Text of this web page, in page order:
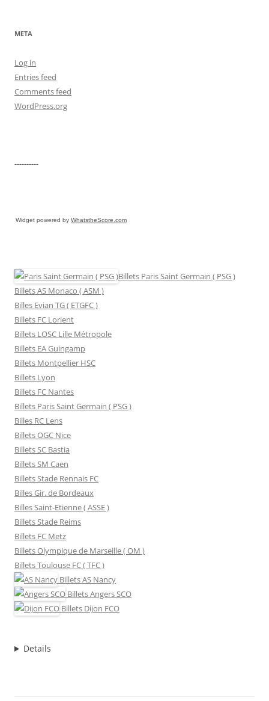
META
Log in
Entries feed
Comments feed
WordPress.org
----------
Widget powered by WhatstheScore.com
Billets Paris Saint Germain ( PSG )
Billets AS Monaco ( ASM )
Billes Evian TG ( ETGFC )
Billets FC Lorient
Billets LOSC Lille Métropole
Billets EA Guingamp
Billets Montpellier HSC
Billets Lyon
Billets FC Nantes
Billets Paris Saint Germain ( PSG )
Billes RC Lens
Billets OGC Nice
Billets SC Bastia
Billets SM Caen
Billets Stade Rennais FC
Billes Gir. de Bordeaux
Billes Saint-Etienne ( ASSE )
Billets Stade Reims
Billets FC Metz
Billets Olympique de Marseille ( OM )
Billets Toulouse FC ( TFC )
BilletsAS Nancy
BilletsAngers SCO
Billets Dijon FCO
Details